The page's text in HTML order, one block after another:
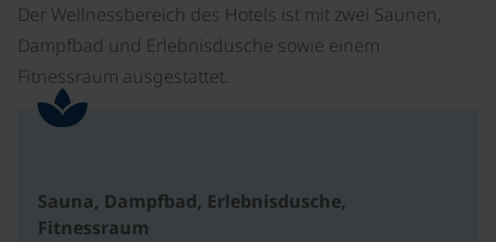
Der Wellnessbereich des Hotels ist mit zwei Saunen,
Dampfbad und Erlebnisdusche sowie einem
Fitnessraum ausgestattet.
Sauna, Dampfbad, Erlebnisdusche,
Fitnessraum